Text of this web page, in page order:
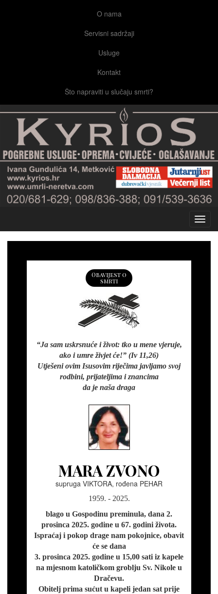
O nama
Servisni sadržaji
Usluge
Kontakt
Što napraviti u slučaju smrti?
Obavijest o
smrti
“Ja sam uskrsnuće i život: tko u mene vjeruje,
ako i umre živjet će!” (Iv 11,26)
Utješeni ovim Isusovim riječima javljamo svoj
rodbini, prijateljima i znancima
da je naša draga
MARA ZVONO
supruga VIKTORA, rođena PEHAR
1959. - 2025.
blago u Gospodinu preminula, dana 2.
prosinca 2025. godine u 67. godini života.
Ispraćaj i pokop drage nam pokojnice, obavit
će se dana
3. prosinca 2025. godine u 15,00 sati iz kapele
na mjesnom katoličkom groblju Sv. Nikole u
Dračevu.
Obitelj prima sućut u kapeli jedan sat prije